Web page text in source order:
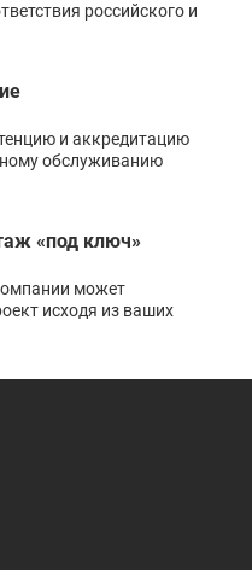
российского и
и аккредитацию
обслуживанию
«под ключ»
может
исходя из ваших